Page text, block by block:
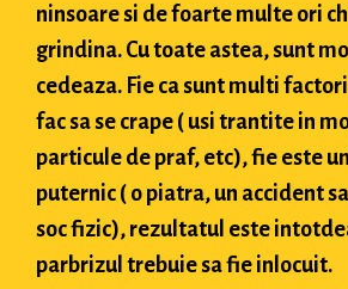
ninsoare si de foarte multe ori
grindina. Cu toate astea, sunt
cedeaza. Fie ca sunt multi
fac sa se crape ( usi trantite in
particule de praf, etc), fie este
puternic ( o piatra, un accident
soc fizic), rezultatul este
parbrizul trebuie sa fie inlocuit.